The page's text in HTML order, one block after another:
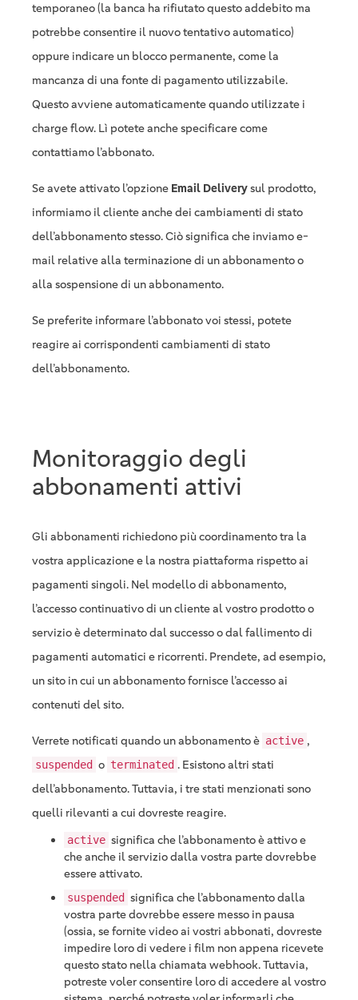
temporaneo (la banca ha rifiutato questo addebito ma
potrebbe consentire il nuovo tentativo automatico)
oppure indicare un blocco permanente, come la
mancanza di una fonte di pagamento utilizzabile.
Questo avviene automaticamente quando utilizzate i
charge flow. Lì potete anche specificare come
contattiamo l’abbonato.
Se avete attivato l’opzione Email Deliverysul prodotto,
informiamo il cliente anche dei cambiamenti di stato
dell’abbonamento stesso. Ciò significa che inviamo e-
mail relative alla terminazione di un abbonamento o
alla sospensione di un abbonamento.
Se preferite informare l’abbonato voi stessi, potete
reagire ai corrispondenti cambiamenti di stato
dell’abbonamento.
Monitoraggio degli
abbonamenti attivi
Gli abbonamenti richiedono più coordinamento tra la
vostra applicazione e la nostra piattaforma rispetto ai
pagamenti singoli. Nel modello di abbonamento,
l’accesso continuativo di un cliente al vostro prodotto o
servizio è determinato dal successo o dal fallimento di
pagamenti automatici e ricorrenti. Prendete, ad esempio,
un sito in cui un abbonamento fornisce l’accesso ai
contenuti del sito.
Verrete notificati quando un abbonamento è active ,
suspended o terminated . Esistono altri stati
dell’abbonamento. Tuttavia, i tre stati menzionati sono
quelli rilevanti a cui dovreste reagire.
active significa che l’abbonamento è attivo e
che anche il servizio dalla vostra parte dovrebbe
essere attivato.
suspended significa che l’abbonamento dalla
vostra parte dovrebbe essere messo in pausa
(ossia, se fornite video ai vostri abbonati, dovreste
impedire loro di vedere i film non appena ricevete
questo stato nella chiamata webhook. Tuttavia,
potreste voler consentire loro di accedere al vostro